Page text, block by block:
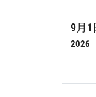
9月1
2026